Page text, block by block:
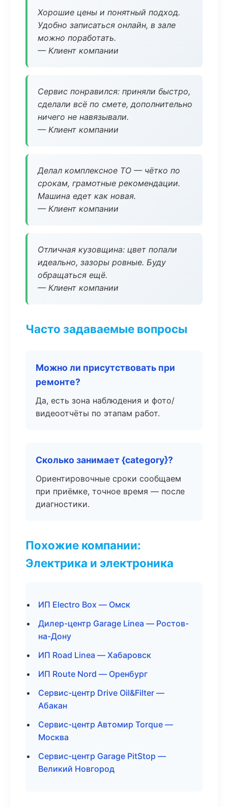
Хорошие цены и понятный подход.
Удобно записаться онлайн, в зале
можно поработать.
— Клиент компании
Сервис понравился: приняли быстро,
сделали всё по смете, дополнительно
ничего не навязывали.
— Клиент компании
Делал комплексное ТО — чётко по
срокам, грамотные рекомендации.
Машина едет как новая.
— Клиент компании
Отличная кузовщина: цвет попали
идеально, зазоры ровные. Буду
обращаться ещё.
— Клиент компании
Часто задаваемые вопросы
Можно ли присутствовать при
ремонте?
Да, есть зона наблюдения и фото/
видеоотчёты по этапам работ.
Сколько занимает {category}?
Ориентировочные сроки сообщаем
при приёмке, точное время — после
диагностики.
Похожие компании:
Электрика и электроника
ИП Electro Box — Омск
Дилер-центр Garage Linea — Ростов-
на-Дону
ИП Road Linea — Хабаровск
ИП Route Nord — Оренбург
Сервис-центр Drive Oil&Filter —
Абакан
Сервис-центр Автомир Torque —
Москва
Сервис-центр Garage PitStop —
Великий Новгород